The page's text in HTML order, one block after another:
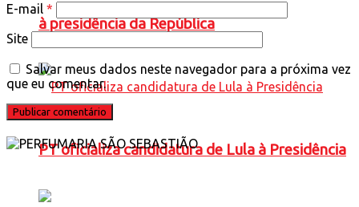
à presidência da República
PT oficializa candidatura de Lula à Presidência
E-mail *
Site
Salvar meus dados neste navegador para a próxima vez
que eu comentar.